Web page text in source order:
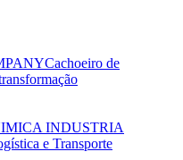
Cachoeiro de
INDUSTRIA
e Transporte